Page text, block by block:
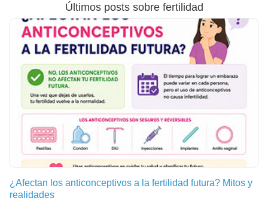
Últimos posts sobre fertilidad
¿Afectan los anticonceptivos a la fertilidad futura? Mitos y
realidades